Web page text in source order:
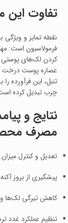
تفاوت این
نقطه تمایز و
فرمولاسیون است:
کردن لک‌های
عصاره پوست درخت
تنبل، این فرآورده
چرب تبدیل کرده
نتایج و
مصرف
تعدیل و کنترل
پیشگیری از بروز
کاهش تیرگی
تنظیم عملکرد غدد